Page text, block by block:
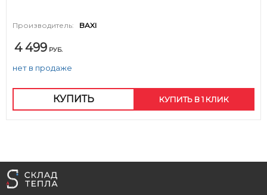
Производитель: BAXI
4 499 РУБ.
нет в продаже
КУПИТЬ КУПИТЬ В 1 КЛИК